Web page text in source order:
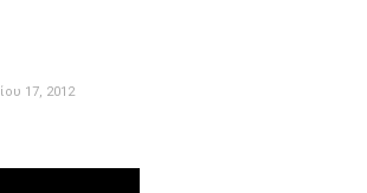
17, 2012